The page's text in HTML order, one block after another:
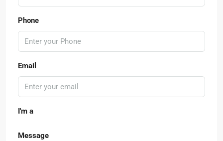
Phone
Email
I'm a
Message